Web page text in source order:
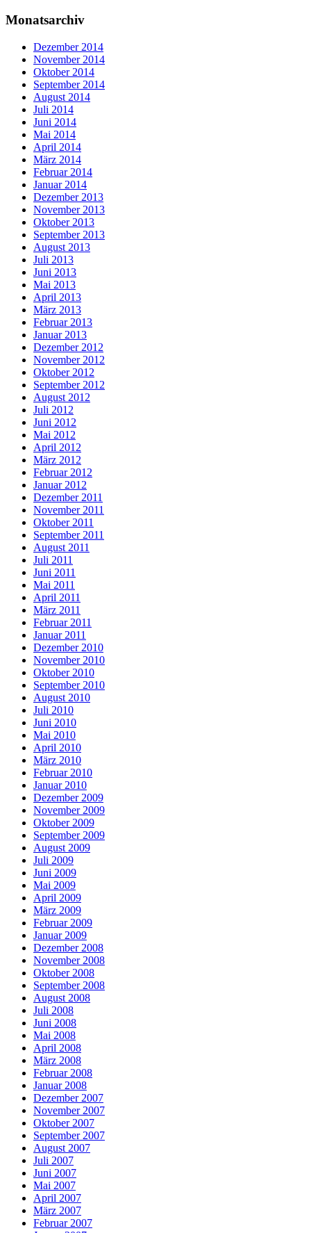
Monatsarchiv
Dezember 2014
November 2014
Oktober 2014
September 2014
August 2014
Juli 2014
Juni 2014
Mai 2014
April 2014
März 2014
Februar 2014
Januar 2014
Dezember 2013
November 2013
Oktober 2013
September 2013
August 2013
Juli 2013
Juni 2013
Mai 2013
April 2013
März 2013
Februar 2013
Januar 2013
Dezember 2012
November 2012
Oktober 2012
September 2012
August 2012
Juli 2012
Juni 2012
Mai 2012
April 2012
März 2012
Februar 2012
Januar 2012
Dezember 2011
November 2011
Oktober 2011
September 2011
August 2011
Juli 2011
Juni 2011
Mai 2011
April 2011
März 2011
Februar 2011
Januar 2011
Dezember 2010
November 2010
Oktober 2010
September 2010
August 2010
Juli 2010
Juni 2010
Mai 2010
April 2010
März 2010
Februar 2010
Januar 2010
Dezember 2009
November 2009
Oktober 2009
September 2009
August 2009
Juli 2009
Juni 2009
Mai 2009
April 2009
März 2009
Februar 2009
Januar 2009
Dezember 2008
November 2008
Oktober 2008
September 2008
August 2008
Juli 2008
Juni 2008
Mai 2008
April 2008
März 2008
Februar 2008
Januar 2008
Dezember 2007
November 2007
Oktober 2007
September 2007
August 2007
Juli 2007
Juni 2007
Mai 2007
April 2007
März 2007
Februar 2007